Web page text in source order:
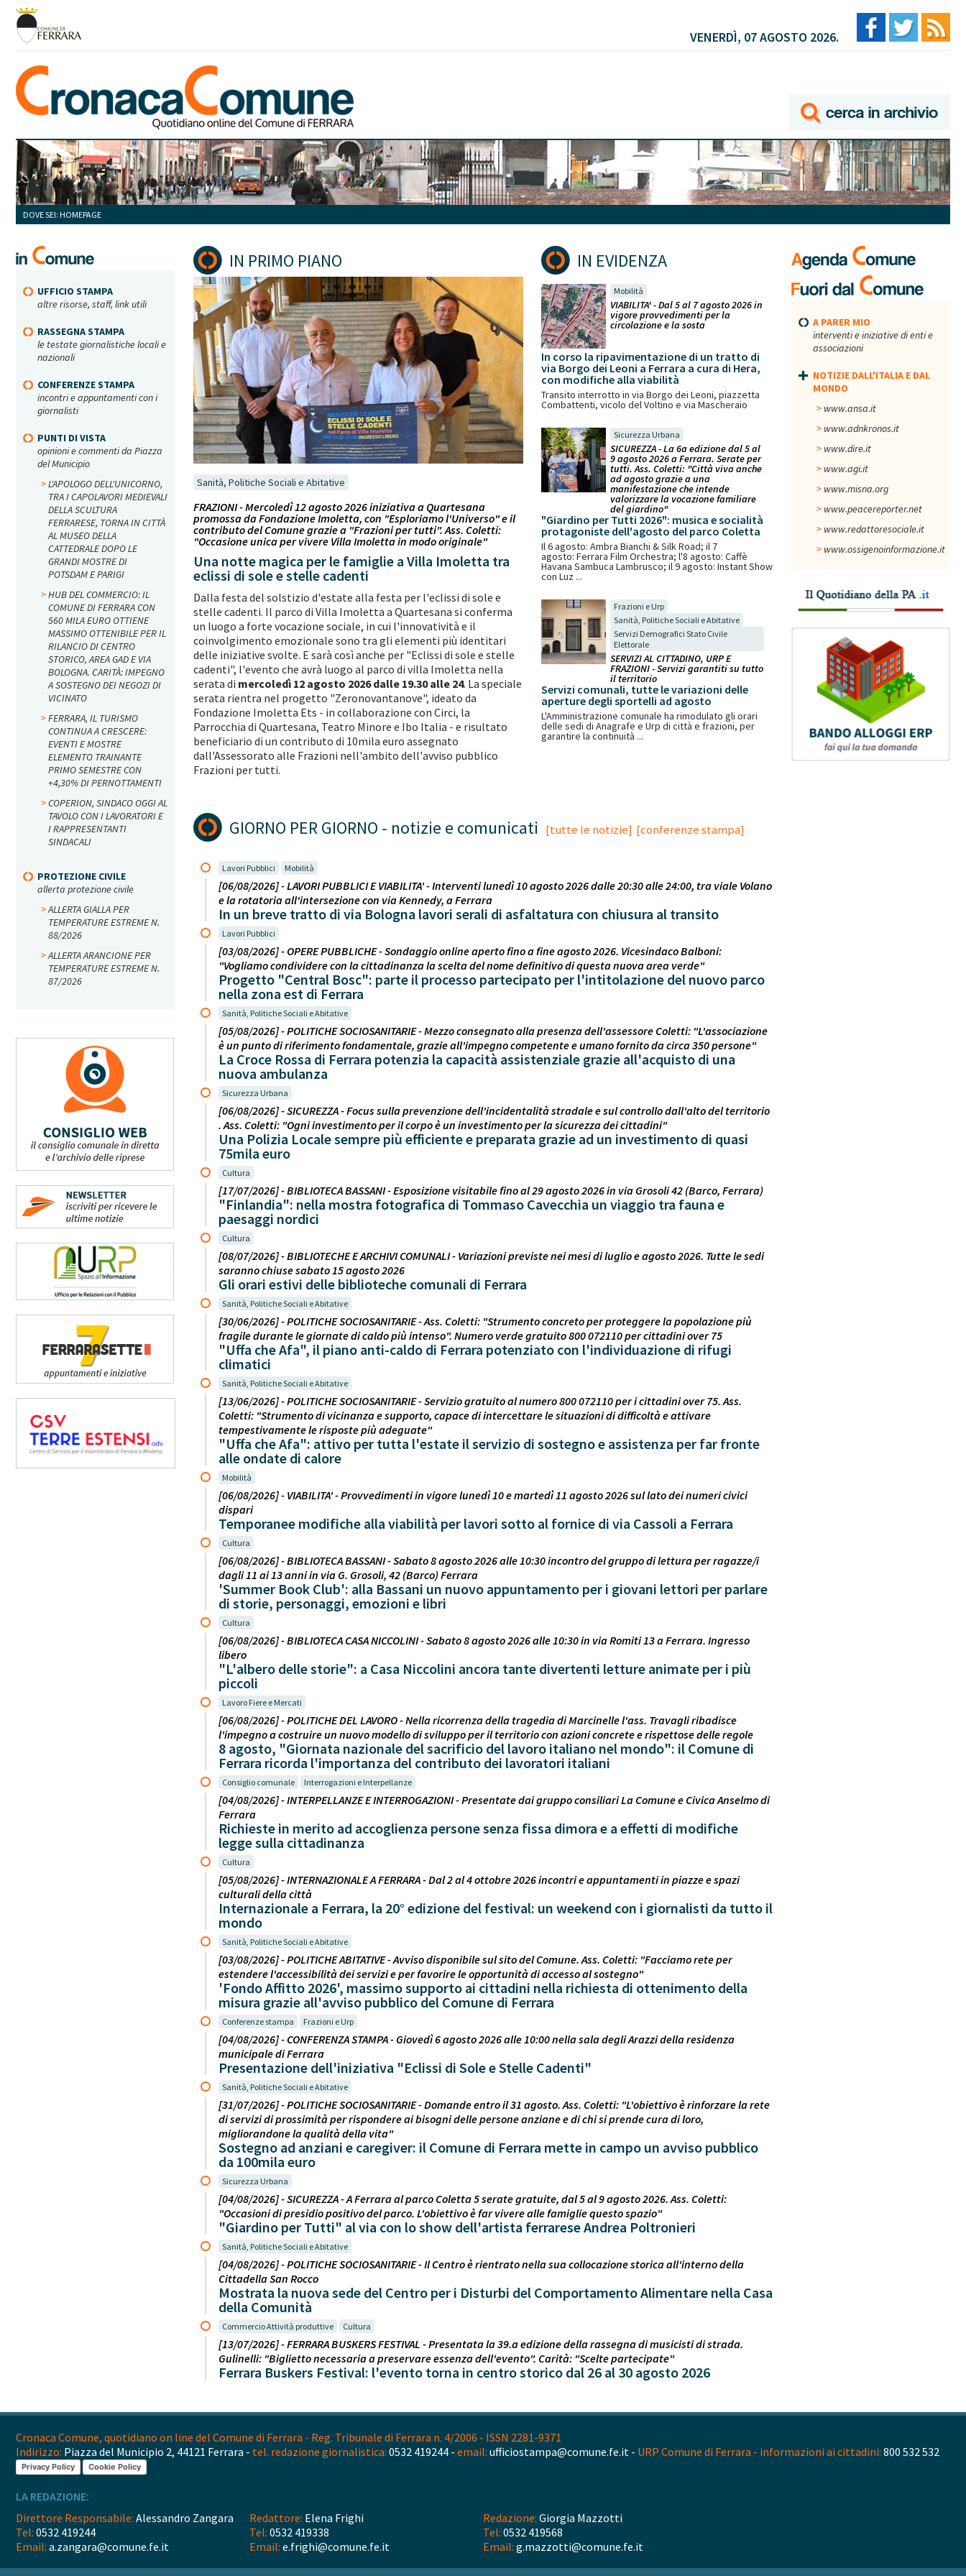
VENERDÌ, 07 AGOSTO 2026.
DOVE SEI: HOMEPAGE
UFFICIO STAMPA
altre risorse, staff, link utili
RASSEGNA STAMPA
le testate giornalistiche locali e
nazionali
CONFERENZE STAMPA
incontri e appuntamenti con i
giornalisti
PUNTI DI VISTA
opinioni e commenti da Piazza
del Municipio
L'APOLOGO DELL'UNICORNO,
TRA I CAPOLAVORI MEDIEVALI
DELLA SCULTURA
FERRARESE, TORNA IN CITTÀ
AL MUSEO DELLA
CATTEDRALE DOPO LE
GRANDI MOSTRE DI
POTSDAM E PARIGI
HUB DEL COMMERCIO: IL
COMUNE DI FERRARA CON
560 MILA EURO OTTIENE
MASSIMO OTTENIBILE PER IL
RILANCIO DI CENTRO
STORICO, AREA GAD E VIA
BOLOGNA. CARITÀ: IMPEGNO
A SOSTEGNO DEI NEGOZI DI
VICINATO
FERRARA, IL TURISMO
CONTINUA A CRESCERE:
EVENTI E MOSTRE
ELEMENTO TRAINANTE
PRIMO SEMESTRE CON
+4,30% DI PERNOTTAMENTI
COPERION, SINDACO OGGI AL
TAVOLO CON I LAVORATORI E
I RAPPRESENTANTI
SINDACALI
PROTEZIONE CIVILE
allerta protezione civile
ALLERTA GIALLA PER
TEMPERATURE ESTREME N.
88/2026
ALLERTA ARANCIONE PER
TEMPERATURE ESTREME N.
87/2026
IN PRIMO PIANO
Sanità, Politiche Sociali e Abitative
FRAZIONI - Mercoledì 12 agosto 2026 iniziativa a Quartesana
promossa da Fondazione Imoletta, con "Esploriamo l'Universo" e il
contributo del Comune grazie a "Frazioni per tutti". Ass. Coletti:
"Occasione unica per vivere Villa Imoletta in modo originale"
Una notte magica per le famiglie a Villa Imoletta tra
eclissi di sole e stelle cadenti
Dalla festa del solstizio d'estate alla festa per l'eclissi di sole e
stelle cadenti. Il parco di Villa Imoletta a Quartesana si conferma
un luogo a forte vocazione sociale, in cui l'innovatività e il
coinvolgimento emozionale sono tra gli elementi più identitari
delle iniziative svolte. E sarà così anche per "Eclissi di sole e stelle
cadenti", l'evento che avrà luogo al parco di villa Imoletta nella
serata di mercoledì 12 agosto 2026 dalle 19.30 alle 24. La speciale
serata rientra nel progetto "Zeronovantanove", ideato da
Fondazione Imoletta Ets - in collaborazione con Circi, la
Parrocchia di Quartesana, Teatro Minore e Ibo Italia - e risultato
beneficiario di un contributo di 10mila euro assegnato
dall'Assessorato alle Frazioni nell'ambito dell'avviso pubblico
Frazioni per tutti.
IN EVIDENZA
Mobilità
VIABILITA' - Dal 5 al 7 agosto 2026 in
vigore provvedimenti per la
circolazione e la sosta
In corso la ripavimentazione di un tratto di
via Borgo dei Leoni a Ferrara a cura di Hera,
con modifiche alla viabilità
Transito interrotto in via Borgo dei Leoni, piazzetta
Combattenti, vicolo del Voltino e via Mascheraio
Sicurezza Urbana
SICUREZZA - La 6a edizione dal 5 al
9 agosto 2026 a Ferrara. Serate per
tutti. Ass. Coletti: "Città viva anche
ad agosto grazie a una
manifestazione che intende
valorizzare la vocazione familiare
del giardino"
"Giardino per Tutti 2026": musica e socialità
protagoniste dell'agosto del parco Coletta
Il 6 agosto: Ambra Bianchi & Silk Road; il 7
agosto: Ferrara Film Orchestra; l'8 agosto: Caffè
Havana Sambuca Lambrusco; il 9 agosto: Instant Show
con Luz ...
Frazioni e Urp
Sanità, Politiche Sociali e Abitative
Servizi Demografici Stato Civile
Elettorale
SERVIZI AL CITTADINO, URP E
FRAZIONI - Servizi garantiti su tutto
il territorio
Servizi comunali, tutte le variazioni delle
aperture degli sportelli ad agosto
L'Amministrazione comunale ha rimodulato gli orari
delle sedi di Anagrafe e Urp di città e frazioni, per
garantire la continuità ...
GIORNO PER GIORNO - notizie e comunicati [tutte le notizie] [conferenze stampa]
Lavori Pubblici Mobilità
[06/08/2026] - LAVORI PUBBLICI E VIABILITA' - Interventi lunedì 10 agosto 2026 dalle 20:30 alle 24:00, tra viale Volano
e la rotatoria all'intersezione con via Kennedy, a Ferrara
In un breve tratto di via Bologna lavori serali di asfaltatura con chiusura al transito
Lavori Pubblici
[03/08/2026] - OPERE PUBBLICHE - Sondaggio online aperto fino a fine agosto 2026. Vicesindaco Balboni:
"Vogliamo condividere con la cittadinanza la scelta del nome definitivo di questa nuova area verde"
Progetto "Central Bosc": parte il processo partecipato per l'intitolazione del nuovo parco
nella zona est di Ferrara
Sanità, Politiche Sociali e Abitative
[05/08/2026] - POLITICHE SOCIOSANITARIE - Mezzo consegnato alla presenza dell'assessore Coletti: "L'associazione
è un punto di riferimento fondamentale, grazie all'impegno competente e umano fornito da circa 350 persone"
La Croce Rossa di Ferrara potenzia la capacità assistenziale grazie all'acquisto di una
nuova ambulanza
Sicurezza Urbana
[06/08/2026] - SICUREZZA - Focus sulla prevenzione dell'incidentalità stradale e sul controllo dall'alto del territorio
. Ass. Coletti: "Ogni investimento per il corpo è un investimento per la sicurezza dei cittadini"
Una Polizia Locale sempre più efficiente e preparata grazie ad un investimento di quasi
75mila euro
Cultura
[17/07/2026] - BIBLIOTECA BASSANI - Esposizione visitabile fino al 29 agosto 2026 in via Grosoli 42 (Barco, Ferrara)
"Finlandia": nella mostra fotografica di Tommaso Cavecchia un viaggio tra fauna e
paesaggi nordici
Cultura
[08/07/2026] - BIBLIOTECHE E ARCHIVI COMUNALI - Variazioni previste nei mesi di luglio e agosto 2026. Tutte le sedi
saranno chiuse sabato 15 agosto 2026
Gli orari estivi delle biblioteche comunali di Ferrara
Sanità, Politiche Sociali e Abitative
[30/06/2026] - POLITICHE SOCIOSANITARIE - Ass. Coletti: "Strumento concreto per proteggere la popolazione più
fragile durante le giornate di caldo più intenso". Numero verde gratuito 800 072110 per cittadini over 75
"Uffa che Afa", il piano anti-caldo di Ferrara potenziato con l'individuazione di rifugi
climatici
Sanità, Politiche Sociali e Abitative
[13/06/2026] - POLITICHE SOCIOSANITARIE - Servizio gratuito al numero 800 072110 per i cittadini over 75. Ass.
Coletti: "Strumento di vicinanza e supporto, capace di intercettare le situazioni di difficoltà e attivare
tempestivamente le risposte più adeguate"
"Uffa che Afa": attivo per tutta l'estate il servizio di sostegno e assistenza per far fronte
alle ondate di calore
Mobilità
[06/08/2026] - VIABILITA' - Provvedimenti in vigore lunedì 10 e martedì 11 agosto 2026 sul lato dei numeri civici
dispari
Temporanee modifiche alla viabilità per lavori sotto al fornice di via Cassoli a Ferrara
Cultura
[06/08/2026] - BIBLIOTECA BASSANI - Sabato 8 agosto 2026 alle 10:30 incontro del gruppo di lettura per ragazze/i
dagli 11 ai 13 anni in via G. Grosoli, 42 (Barco) Ferrara
'Summer Book Club': alla Bassani un nuovo appuntamento per i giovani lettori per parlare
di storie, personaggi, emozioni e libri
Cultura
[06/08/2026] - BIBLIOTECA CASA NICCOLINI - Sabato 8 agosto 2026 alle 10:30 in via Romiti 13 a Ferrara. Ingresso
libero
"L'albero delle storie": a Casa Niccolini ancora tante divertenti letture animate per i più
piccoli
Lavoro Fiere e Mercati
[06/08/2026] - POLITICHE DEL LAVORO - Nella ricorrenza della tragedia di Marcinelle l'ass. Travagli ribadisce
l'impegno a costruire un nuovo modello di sviluppo per il territorio con azioni concrete e rispettose delle regole
8 agosto, "Giornata nazionale del sacrificio del lavoro italiano nel mondo": il Comune di
Ferrara ricorda l'importanza del contributo dei lavoratori italiani
Consiglio comunale Interrogazioni e Interpellanze
[04/08/2026] - INTERPELLANZE E INTERROGAZIONI - Presentate dai gruppo consiliari La Comune e Civica Anselmo di
Ferrara
Richieste in merito ad accoglienza persone senza fissa dimora e a effetti di modifiche
legge sulla cittadinanza
Cultura
[05/08/2026] - INTERNAZIONALE A FERRARA - Dal 2 al 4 ottobre 2026 incontri e appuntamenti in piazze e spazi
culturali della città
Internazionale a Ferrara, la 20° edizione del festival: un weekend con i giornalisti da tutto il
mondo
Sanità, Politiche Sociali e Abitative
[03/08/2026] - POLITICHE ABITATIVE - Avviso disponibile sul sito del Comune. Ass. Coletti: "Facciamo rete per
estendere l'accessibilità dei servizi e per favorire le opportunità di accesso al sostegno"
'Fondo Affitto 2026', massimo supporto ai cittadini nella richiesta di ottenimento della
misura grazie all'avviso pubblico del Comune di Ferrara
Conferenze stampa Frazioni e Urp
[04/08/2026] - CONFERENZA STAMPA - Giovedì 6 agosto 2026 alle 10:00 nella sala degli Arazzi della residenza
municipale di Ferrara
Presentazione dell'iniziativa "Eclissi di Sole e Stelle Cadenti"
Sanità, Politiche Sociali e Abitative
[31/07/2026] - POLITICHE SOCIOSANITARIE - Domande entro il 31 agosto. Ass. Coletti: "L'obiettivo è rinforzare la rete
di servizi di prossimità per rispondere ai bisogni delle persone anziane e di chi si prende cura di loro,
migliorandone la qualità della vita"
Sostegno ad anziani e caregiver: il Comune di Ferrara mette in campo un avviso pubblico
da 100mila euro
Sicurezza Urbana
[04/08/2026] - SICUREZZA - A Ferrara al parco Coletta 5 serate gratuite, dal 5 al 9 agosto 2026. Ass. Coletti:
"Occasioni di presidio positivo del parco. L'obiettivo è far vivere alle famiglie questo spazio"
"Giardino per Tutti" al via con lo show dell'artista ferrarese Andrea Poltronieri
Sanità, Politiche Sociali e Abitative
[04/08/2026] - POLITICHE SOCIOSANITARIE - Il Centro è rientrato nella sua collocazione storica all'interno della
Cittadella San Rocco
Mostrata la nuova sede del Centro per i Disturbi del Comportamento Alimentare nella Casa
della Comunità
Commercio Attività produttive Cultura
[13/07/2026] - FERRARA BUSKERS FESTIVAL - Presentata la 39.a edizione della rassegna di musicisti di strada.
Gulinelli: "Biglietto necessaria a preservare essenza dell'evento". Carità: "Scelte partecipate"
Ferrara Buskers Festival: l'evento torna in centro storico dal 26 al 30 agosto 2026
A PARER MIO
interventi e iniziative di enti e
associazioni
NOTIZIE DALL'ITALIA E DAL
MONDO
www.ansa.it
www.adnkronos.it
www.dire.it
www.agi.it
www.misna.org
www.peacereporter.net
www.redattoresociale.it
www.ossigenoinformazione.it
Cronaca Comune, quotidiano on line del Comune di Ferrara - Reg. Tribunale di Ferrara n. 4/2006 - ISSN 2281-9371
Indirizzo: Piazza del Municipio 2, 44121 Ferrara - tel. redazione giornalistica: 0532 419244 - email: ufficiostampa@comune.fe.it - URP Comune di Ferrara - informazioni ai cittadini: 800 532 532
Privacy Policy Cookie Policy
LA REDAZIONE:
Direttore Responsabile: Alessandro Zangara
Tel: 0532 419244
Email: a.zangara@comune.fe.it
Redattore: Elena Frighi
Tel: 0532 419338
Email: e.frighi@comune.fe.it
Redazione: Giorgia Mazzotti
Tel: 0532 419568
Email: g.mazzotti@comune.fe.it